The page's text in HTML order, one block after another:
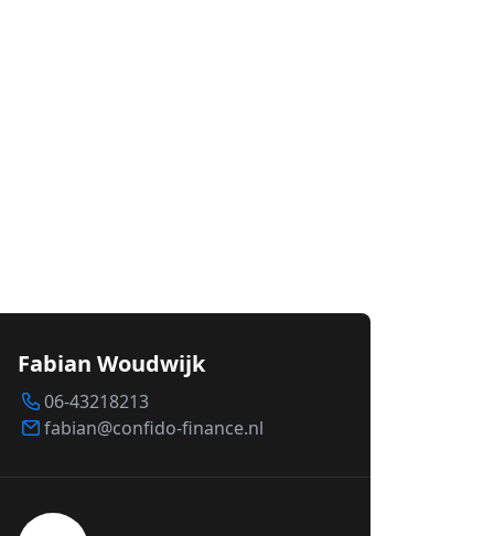
Fabian Woudwijk
06-43218213
fabian@confido-finance.nl